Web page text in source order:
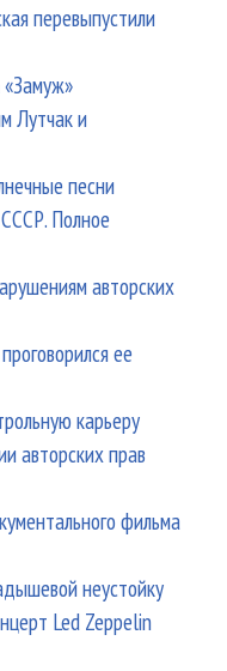
перевыпустили
Лутчак и
песни
Полное
авторских
ее
карьеру
авторских прав
фильма
неустойку
Led Zeppelin